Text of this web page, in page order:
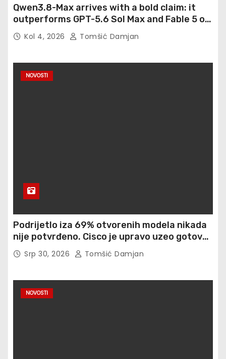
Qwen3.8-Max arrives with a bold claim: it
outperforms GPT-5.6 Sol Max and Fable 5 on
agentic computer use
Kol 4, 2026 Tomšić Damjan
NOVOSTI
Podrijetlo iza 69% otvorenih modela nikada
nije potvrđeno. Cisco je upravo uzeo gotovo
900 otisaka prstiju besplatno
Srp 30, 2026 Tomšić Damjan
NOVOSTI